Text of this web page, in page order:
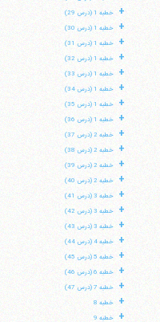
+ خطبه 1 (درس 29)
+ خطبه 1 (درس 30)
+ خطبه 1 (درس 31)
+ خطبه 1 (درس 32)
+ خطبه 1 (درس 33)
+ خطبه 1 (درس 34)
+ خطبه 1 (درس 35)
+ خطبه 1 (درس 36)
+ خطبه 2 (درس 37)
+ خطبه 2 (درس 38)
+ خطبه 2 (درس 39)
+ خطبه 2 (درس 40)
+ خطبه 3 (درس 41)
+ خطبه 3 (درس 42)
+ خطبه 3 (درس 43)
+ خطبه 4 (درس 44)
+ خطبه 5 (درس 45)
+ خطبه 6 (درس 46)
+ خطبه 7 (درس 47)
+ خطبه 8
+ خطبه 9